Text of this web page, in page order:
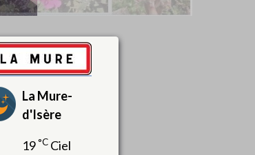
La Mure-
d'Isère
19 °CCiel